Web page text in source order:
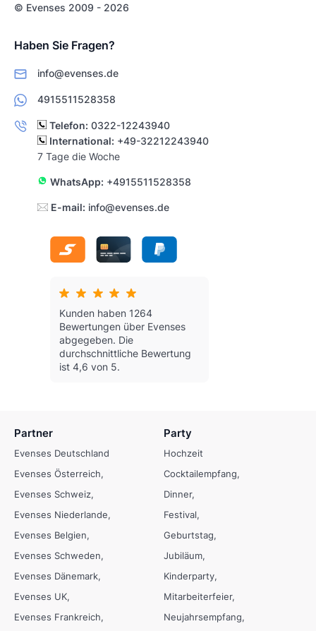
© Evenses 2009 - 2026
Haben Sie Fragen?
info@evenses.de
4915511528358
Telefon: 0322-12243940
International: +49-32212243940
7 Tage die Woche
WhatsApp: +4915511528358
E-mail: info@evenses.de
Kunden haben 1264
Bewertungen über Evenses
abgegeben. Die
durchschnittliche Bewertung
ist 4,6 von 5.
Partner
Evenses Deutschland
Evenses Österreich
Evenses Schweiz
Evenses Niederlande
Evenses Belgien
Evenses Schweden
Evenses Dänemark
Evenses UK
Evenses Frankreich
Party
Hochzeit
Cocktailempfang
Dinner
Festival
Geburtstag
Jubiläum
Kinderparty
Mitarbeiterfeier
Neujahrsempfang